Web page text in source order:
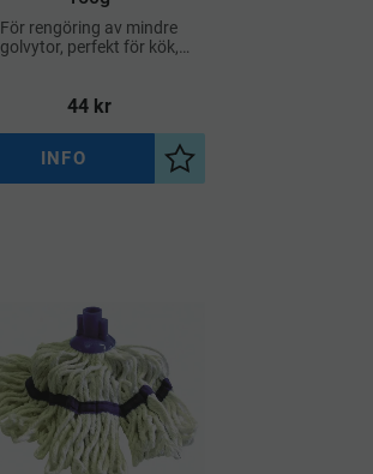
För rengöring av mindre
golvytor, perfekt för kök,
44kr
Lägg till i önskelista
INFO